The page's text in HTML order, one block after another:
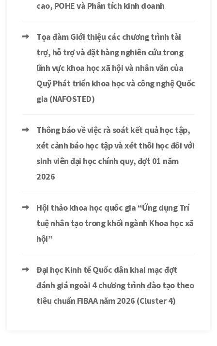
cao, POHE và Phân tích kinh doanh
Tọa đàm Giới thiệu các chương trình tài
trợ, hỗ trợ và đặt hàng nghiên cứu trong
lĩnh vực khoa học xã hội và nhân văn của
Quỹ Phát triển khoa học và công nghệ Quốc
gia (NAFOSTED)
Thông báo về việc rà soát kết quả học tập,
xét cảnh báo học tập và xét thôi học đối với
sinh viên đại học chính quy, đợt 01 năm
2026
Hội thảo khoa học quốc gia “Ứng dụng Trí
tuệ nhân tạo trong khối ngành Khoa học xã
hội”
Đại học Kinh tế Quốc dân khai mạc đợt
đánh giá ngoài 4 chương trình đào tạo theo
tiêu chuẩn FIBAA năm 2026 (Cluster 4)